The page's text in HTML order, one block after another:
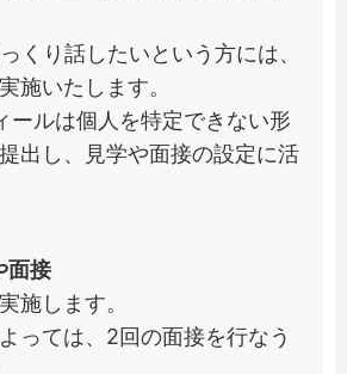
くり話したいという方には、
施いたします。
ールは個人を特定できない形
出し、見学や面接の設定に活
面接
施します。
っては、2回の面接を行なう